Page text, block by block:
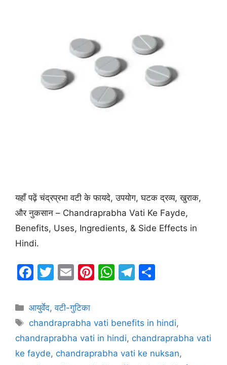
यहाँ पढ़ें चंद्रप्रभा वटी के फायदे, उपयोग, घटक द्रव्य, खुराक,
और नुकसान – Chandraprabha Vati Ke Fayde,
Benefits, Uses, Ingredients, & Side Effects in
Hindi.
F
c
e
b
o
T
itt
er
E
ai
l
Pi
e
st
W
s
A
p
T
gr
a
m
e
Categories
आयुर्वेद,वटी-गुटिका
Tags
chandraprabha vati benefits in hindi,
chandraprabha vati in hindi, chandraprabha vati
ke fayde, chandraprabha vati ke nuksan,